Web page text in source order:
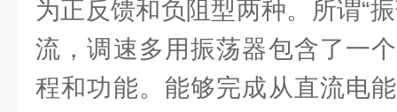
为正反馈和负阻型两种。所谓“
流，调速多用振荡器包含了一
程和功能。能够完成从直流电